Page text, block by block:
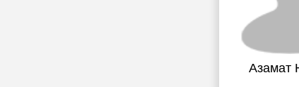
Азамат